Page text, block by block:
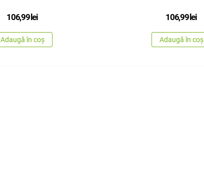
106,99lei
Adaugă în coș
106,99lei
Adaugă în coș